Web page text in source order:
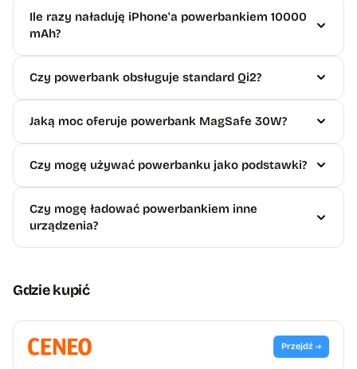
Ile razy naładuję iPhone'a powerbankiem 10000
mAh?
Czy powerbank obsługuje standard Qi2?
Jaką moc oferuje powerbank MagSafe 30W?
Czy mogę używać powerbanku jako podstawki?
Czy mogę ładować powerbankiem inne
urządzenia?
Gdzie kupić
Przejdź →